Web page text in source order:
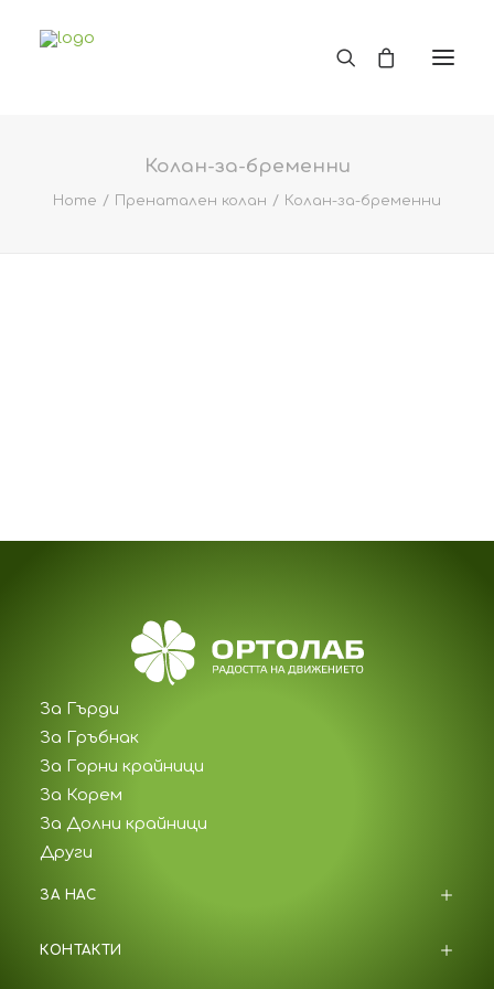
Колан-за-бременни
Home Пренатален колан Колан-за-бременни
За Гърди
За Гръбнак
За Горни крайници
За Корем
За Долни крайници
Други
ЗА НАС
КОНТАКТИ